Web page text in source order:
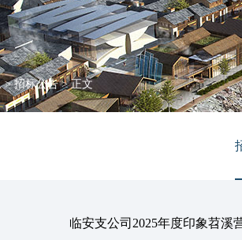
>招标公告> 正文
临安支公司2025年度印象苕溪